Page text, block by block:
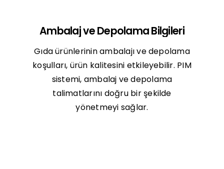
Ambalaj ve Depolama Bilgileri
Gıda ürünlerinin ambalajı ve depolama
koşulları, ürün kalitesini etkileyebilir. PIM
sistemi, ambalaj ve depolama
talimatlarını doğru bir şekilde
yönetmeyi sağlar.